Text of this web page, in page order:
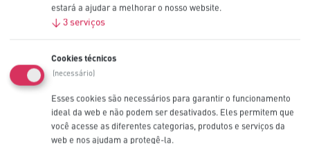
Fabrico
Empreiteiros
Mais pormenores
Soluções hospitalares
estará a ajudar a melhorar o nosso website.
↓ 3 serviços
Cookies técnicos
(necessário)
Esses cookies são necessários para garantir o funcionamento
ideal da web e não podem ser desativados. Eles permitem que
você acesse as diferentes categorias, produtos e serviços da
web e nos ajudam a protegê-la.